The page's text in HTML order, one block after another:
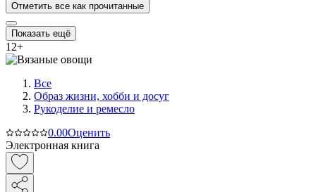
Отметить все как прочитанные
Показать ещё
12+
Все
Образ жизни, хобби и досуг
Рукоделие и ремесло
0.00Оценить
Электронная книга